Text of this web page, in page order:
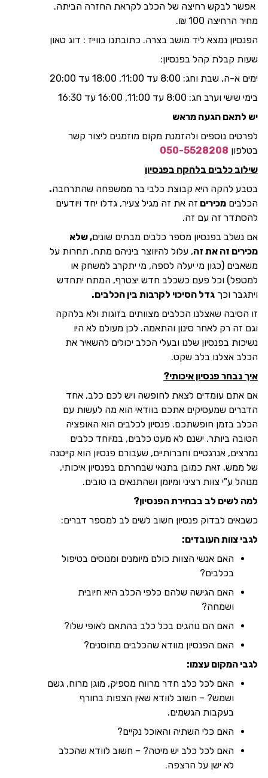
אפשר לבקש רחיצה של הכלב לקראת החזרה הביתה.
מחיר הרחיצה 100 ₪.
הפנסיון נמצא ליד מושב בצרה. כתובתנו בווייז : דוג טאון
שעות קבלת קהל בפנסיון:
ימים א-ה, שבת וחג: 8:00 עד 11:00, 18:00 עד 20:00
בימי שישי וערב חג: 8:00 עד 11:00, 16:00 עד 16:30
יש לתאם הגעה מראש
לפרטים נוספים ולהזמנת מקום מוזמנים ליצור קשר
בטלפון050-5528208
שילוב כלבים בלהקה בפנסיון
בטבע להקה היא קבוצת כלבי בר ממשפחה שהתרחבה.
הכלביםמכיריםזה את זה מגיל צעיר, גדלו יחד ויודעים
להסתדר זה עם זה.
אם נשלב בפנסיון מספר כלבים מבתים שונים, שלא
מכירים זה את זה, עלול להיווצר ביניהם מתח, תחרות על
משאבים (כגון מי יעלה לספה, מי יתקרב למשחק או
למטפל) וכל פעם כשכלב חדש יצטרף, המתח יתחדש
ויתגבר וכךגדל הסיכוי לקרבות בין הכלבים.
זו הסיבה שאצלנו הכלבים מצוותים בזוגות ולא בלהקה
וגם זה רק לאחר סינון והתאמה. לכן מעולם לא היו
נשיכות בפנסיון שלנו ובעלי הכלב יכולים להשאיר את
הכלב אצלנו בלב שקט.
איך נבחר פנסיון איכותי?
אם אתם עומדים לצאת לחופשה ויש לכם כלב, אחד
הדברים שמעסיקים אתכם בוודאי הוא מה לעשות עם
הכלב בזמן חופשתכם. פנסיון לכלבים הוא האופציה
הטובה ביותר. ישנם לא מעט כלבים, במיוחד כלבים
נמרצים, אנרגטיים וחברותיים, שעבורם פנסיון הוא קייטנה
של ממש, זאת כמובן בתנאי שבחרתם בפנסיון איכותי,
מנוהל ע"י צוות רציני ומיומן ושהתנאים בו טובים.
למה לשים לב בבחירת הפנסיון?
כשבאים לבדוק פנסיון חשוב לשים לב למספר דברים:
לגבי צוות העובדים:
האם אנשי הצוות כולם מיומנים ומנוסים בטיפול
בכלבים?
האם הגישה שלהם כלפי הכלב היא חיובית
ושמחה?
האם הם נוהגים בכל כלב בהתאם לאופי שלו?
האם הפנסיון מוודא שהכלבים מחוסנים?
לגבי המקום עצמו:
האם לכל כלב חדר מרווח מספיק, מוגן מרוח, גשם
ושמש? – חשוב לוודא שאין הצפות בחורף
בעקבות הגשמים.
האם כלי השתיה והאוכל נקיים?
האם לכל כלב יש מיטה? – חשוב לוודא שהכלב
לא ישן על הרצפה.